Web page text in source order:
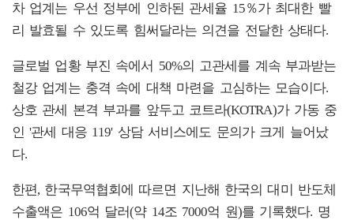
차 업계는 우선 정부에 인하된 관세율 15％가 최대한 빨
리 발효될 수 있도록 힘써달라는 의견을 전달한 상태다.
글로벌 업황 부진 속에서 50%의 고관세를 계속 부과받는
철강 업계는 충격 속에 대책 마련을 고심하는 모습이다.
상호 관세 본격 부과를 앞두고 코트라(KOTRA)가 가동 중
인 '관세 대응 119' 상담 서비스에도 문의가 크게 늘어났
다.
한편, 한국무역협회에 따르면 지난해 한국의 대미 반도체
수출액은 106억 달러(약 14조 7000억 원)를 기록했다. 명